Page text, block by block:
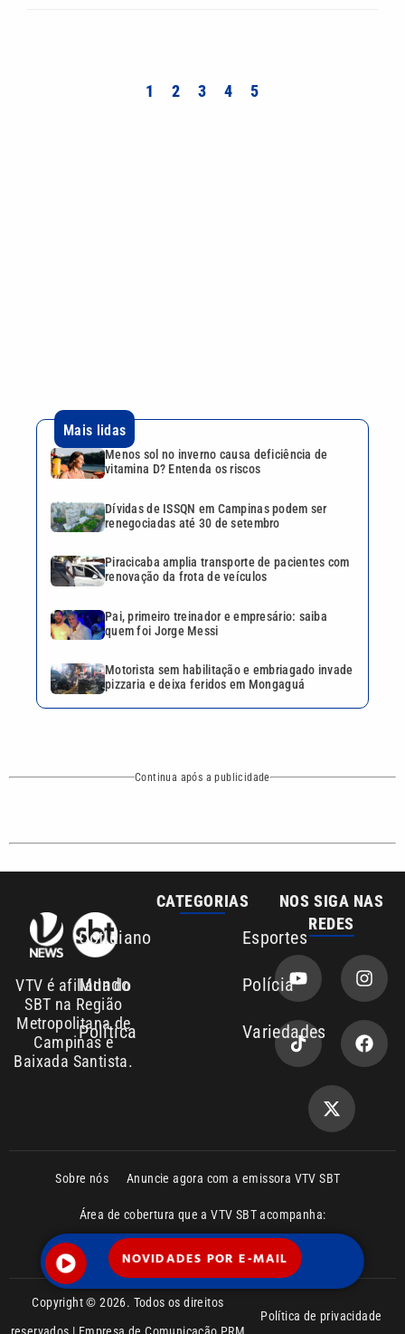
NOVIDADES POR E-MAIL
1 2 3 4 5
Motorista sem habilitação e embriagado invade
pizzaria e deixa feridos em Mongaguá
VTV é afiliada do
CATEGORIAS
Cotidiano Esportes
Mundo Polícia
Anuncie agora com a emissora VTV SBT
Área de cobertura que a VTV SBT acompanha:
Entre em contato com a VTV News
Copyright © 2026. Todos os direitos
reservados | Empresa de Comunicação PRM
Política de privacidade